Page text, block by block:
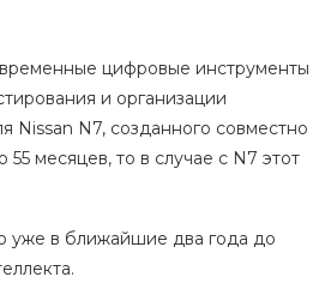
цифровые инструменты
и организации
Nissan N7, созданного совместно
месяцев, то в случае с N7 этот
уже в ближайшие два года до